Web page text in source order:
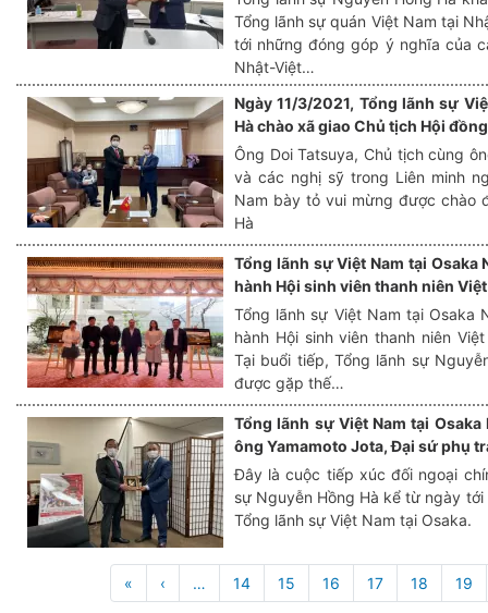
Tổng lãnh sự quán Việt Nam tại
tới những đóng góp ý nghĩa của
Nhật-Việt…
Ngày 11/3/2021, Tổng lãnh sự
Hà chào xã giao Chủ tịch Hội
Ông Doi Tatsuya, Chủ tịch cùng
và các nghị sỹ trong Liên minh
Nam bày tỏ vui mừng được chào
Hà
Tổng lãnh sự Việt Nam tại Osaka
hành Hội sinh viên thanh niên
Tổng lãnh sự Việt Nam tại Osaka
hành Hội sinh viên thanh niên
Tại buổi tiếp, Tổng lãnh sự
được gặp thế…
Tổng lãnh sự Việt Nam tại
ông Yamamoto Jota, Đại sứ phụ
Đây là cuộc tiếp xúc đối ngoại
sự Nguyễn Hồng Hà kể từ ngày
Tổng lãnh sự Việt Nam tại Osaka.
Pagination
« First
page
‹ Trang
trước
… 14 15 16 17 18 19